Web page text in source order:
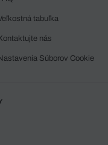
tabuľka
nás
Súborov Cookie